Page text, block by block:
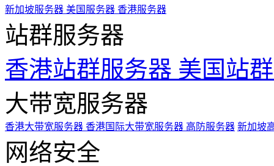
新加坡服务器 美国服务器 香港服务器
站群服务器
香港站群服务器 美国站
大带宽服务器
香港大带宽服务器 香港国际大带宽服务器 高防服务器 新加坡
网络安全